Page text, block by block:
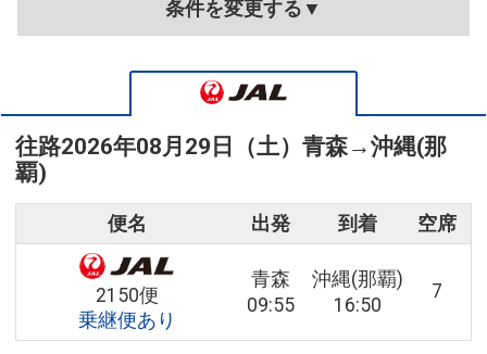
条件を変更する▼
往路2026年08月29日（土） 青森→沖縄(那
覇)
便名 出発 到着 空席
2150便
乗継便あり
青森
09:55
沖縄(那覇)
16:50
7